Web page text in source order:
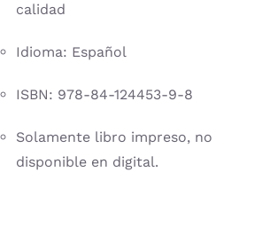
calidad
Idioma: Español
ISBN: 978-84-124453-9-8
Solamente libro impreso, no
disponible en digital.